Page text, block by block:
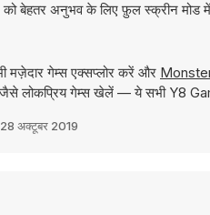
बेहतर अनुभव के लिए फ़ुल स्क्रीन मोड
गेम्स एक्सप्लोर करें और
लोकप्रिय गेम्स खेलें — ये सभी Y8
28 अक्टूबर 2019